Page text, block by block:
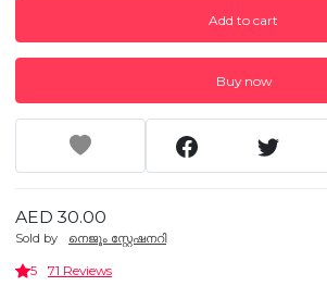
Add to cart
Buy now
AED 30.00
Sold by നെജൂം സ്റ്റേഷനറി
5 71 Reviews